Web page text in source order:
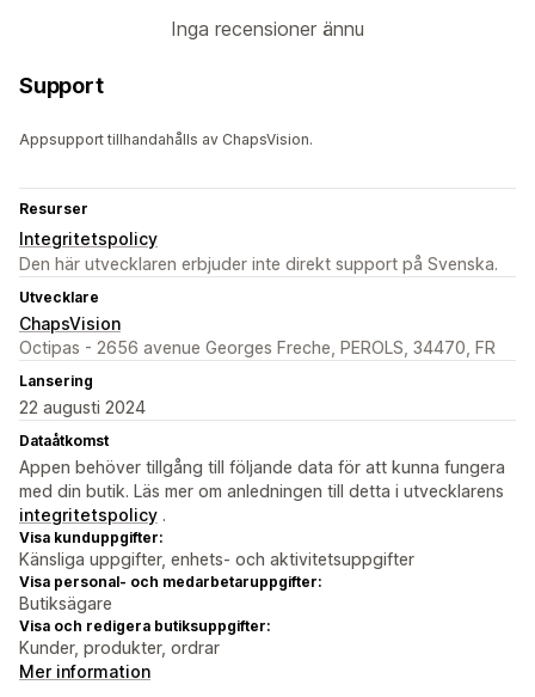
Inga recensioner ännu
Support
Appsupport tillhandahålls av ChapsVision.
Resurser
Integritetspolicy
Den här utvecklaren erbjuder inte direkt support på Svenska.
Utvecklare
ChapsVision
Octipas - 2656 avenue Georges Freche, PEROLS, 34470, FR
Lansering
22 augusti 2024
Dataåtkomst
Appen behöver tillgång till följande data för att kunna fungera
med din butik. Läs mer om anledningen till detta i utvecklarens
integritetspolicy .
Visa kunduppgifter:
Känsliga uppgifter, enhets- och aktivitetsuppgifter
Visa personal- och medarbetaruppgifter:
Butiksägare
Visa och redigera butiksuppgifter:
Kunder, produkter, ordrar
Mer information